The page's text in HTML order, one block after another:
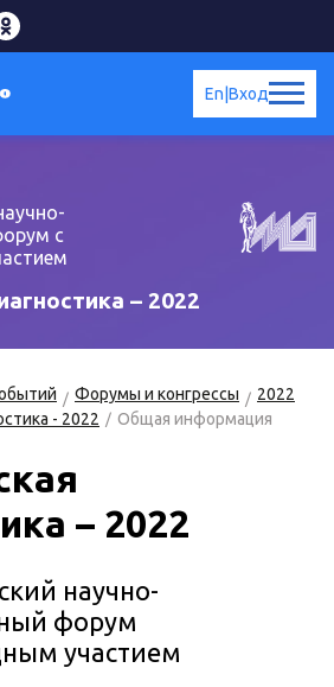
Вход
En
с
– 2022
Форумы и конгрессы
2022
- 2022
Общая информация
– 2022
научно-
форум
участием